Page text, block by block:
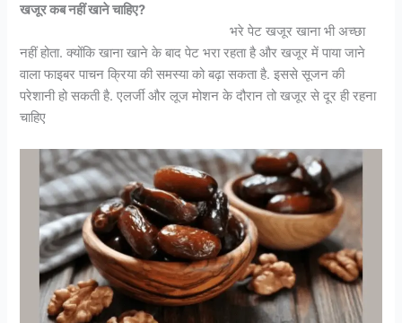
खजूर कब नहीं खाने चाहिए?
भरे पेट खजूर खाना भी अच्छा
नहीं होता. क्योंकि खाना खाने के बाद पेट भरा रहता है और खजूर में पाया जाने
वाला फाइबर पाचन क्रिया की समस्या को बढ़ा सकता है. इससे सूजन की
परेशानी हो सकती है. एलर्जी और लूज मोशन के दौरान तो खजूर से दूर ही रहना
चाहिए